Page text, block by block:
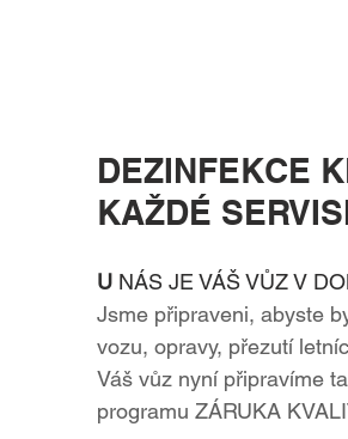
DEZINFEKCE
KAŽDÉ
U NÁS JE VÁŠ VŮZ V
Jsme připraveni, abyste
vozu, opravy, přezutí
Váš vůz nyní připravíme
programu ZÁRUKA